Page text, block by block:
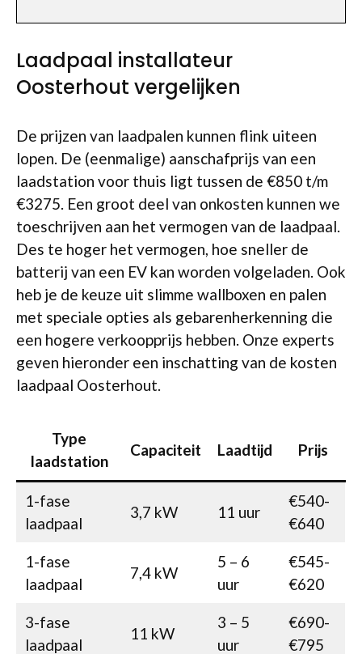
Laadpaal installateur
Oosterhout vergelijken
De prijzen van laadpalen kunnen flink uiteen
lopen. De (eenmalige) aanschafprijs van een
laadstation voor thuis ligt tussen de €850 t/m
€3275. Een groot deel van onkosten kunnen we
toeschrijven aan het vermogen van de laadpaal.
Des te hoger het vermogen, hoe sneller de
batterij van een EV kan worden volgeladen. Ook
heb je de keuze uit slimme wallboxen en palen
met speciale opties als gebarenherkenning die
een hogere verkoopprijs hebben. Onze experts
geven hieronder een inschatting van de kosten
laadpaal Oosterhout.
Type
laadstation
Capaciteit Laadtijd Prijs
1-fase
laadpaal
3,7 kW 11 uur
€540-
€640
1-fase
laadpaal
7,4 kW
5 – 6
uur
€545-
€620
3-fase
laadpaal
11 kW
3 – 5
uur
€690-
€795